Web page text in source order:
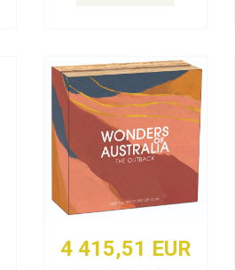
4 415,51 EUR